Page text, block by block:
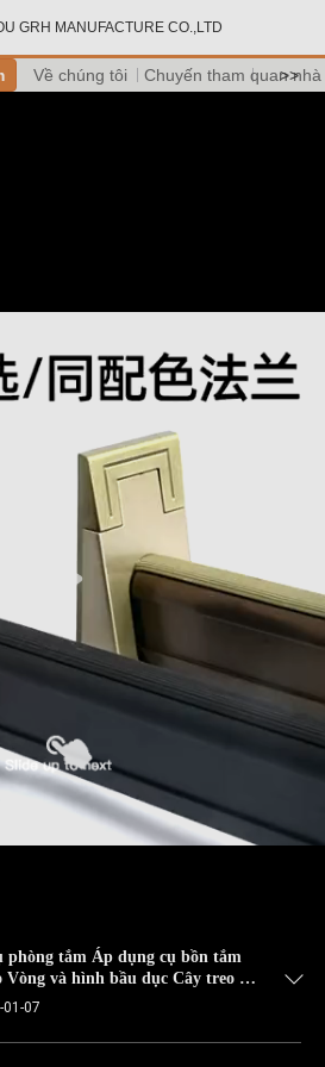
GRH MANUFACTURE CO.,LTD
Về chúng tôi Chuyến tham quan nhà
>>
phòng tắm Áp dụng cụ bồn tắm
Vòng và hình bầu dục Cây treo tủ
07